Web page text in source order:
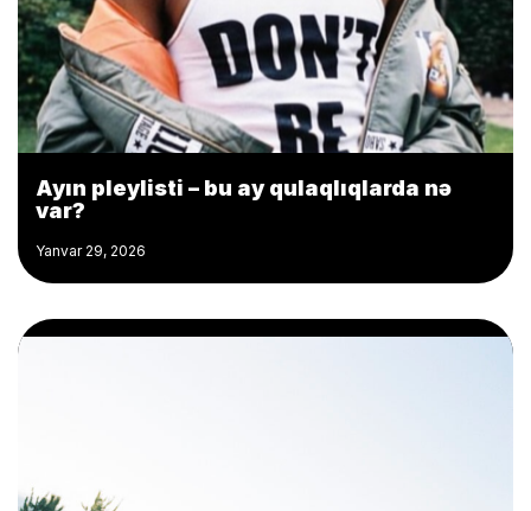
Ayın pleylisti – bu ay qulaqlıqlarda nə
var?
Yanvar 29, 2026